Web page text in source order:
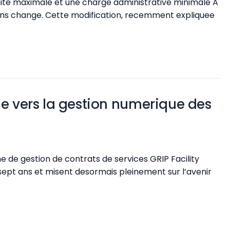
maximale et une charge administrative minimale A
change. Cette modification, recemment expliquee
vers la gestion numerique des
gestion de contrats de services GRIP Facility
ans et misent desormais pleinement sur l’avenir